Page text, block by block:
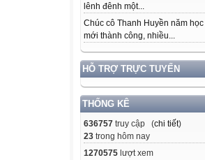
lênh đênh một...
Chúc cô Thanh Huyền năm học
mới thành công, nhiều...
HỖ TRỢ TRỰC TUYẾN
THỐNG KÊ
636757 truy cập (chi tiết)
23 trong hôm nay
1270575 lượt xem